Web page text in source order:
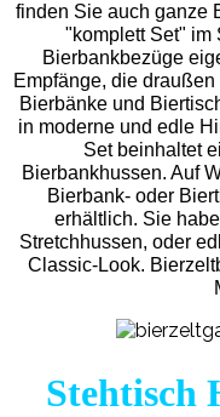
finden Sie auch ganze
"komplett Set" im
Bierbankbezüge
Empfänge, die
Bierbänke und
in moderne und edle
Set beinhaltet
Bierbankhussen. Auf
Bierbank- oder
erhältlich. Sie
Stretchhussen, oder
Classic-Look.
Stehtisch